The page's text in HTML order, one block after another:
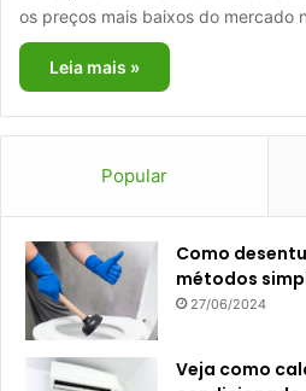
os preços mais baixos do mercado
Leia mais »
Popular
Como
métodos
27/06/2024
Veja como